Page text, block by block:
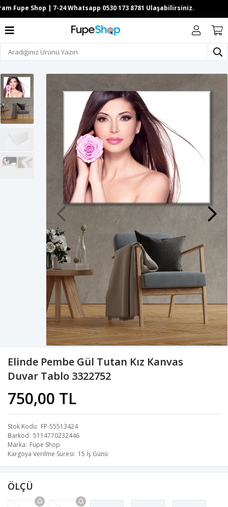
Elinde Pembe Gül Tutan Kız Kanvas
Duvar Tablo 3322752
750,00 TL
Stok Kodu FP-55513424
Barkod 5114770232446
Marka Fupe Shop
Kargoya Verilme Süresi 15 İş Günü
ÖLÇÜ